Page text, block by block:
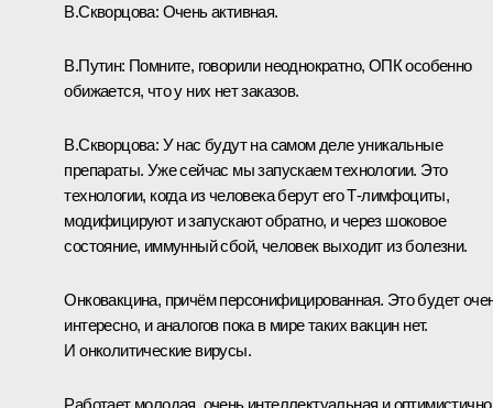
В.Скворцова: Очень активная.
В.Путин: Помните, говорили неоднократно, ОПК особенно
обижается, что у них нет заказов.
В.Скворцова: У нас будут на самом деле уникальные
препараты. Уже сейчас мы запускаем технологии. Это
технологии, когда из человека берут его Т-лимфоциты,
модифицируют и запускают обратно, и через шоковое
состояние, иммунный сбой, человек выходит из болезни.
Онковакцина, причём персонифицированная. Это будет
интересно, и аналогов пока в мире таких вакцин нет.
И онколитические вирусы.
Работает молодая, очень интеллектуальная и оптимистично